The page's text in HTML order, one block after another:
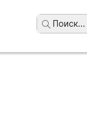
Поиск...